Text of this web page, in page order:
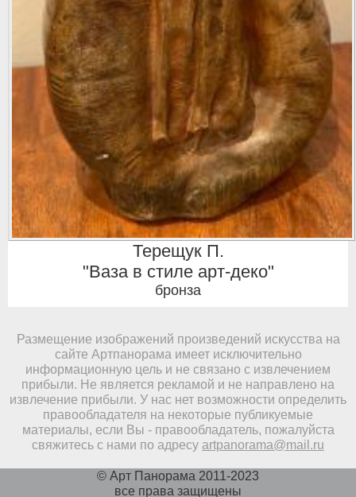
Терещук П.
"Ваза в стиле арт-деко"
бронза
Размещение изображений произведений искусства на
сайте Артпанорама имеет исключительно
информационную цель и не связано с извлечением
прибыли. Не является рекламой и не направлено на
извлечение прибыли. У нас нет возможности определить
правообладателя на некоторые публикуемые
материалы, если Вы - правообладатель, пожалуйста
свяжитесь с нами по адресу artpanorama@mail.ru
© Арт Панорама 2011-2023
все права защищены